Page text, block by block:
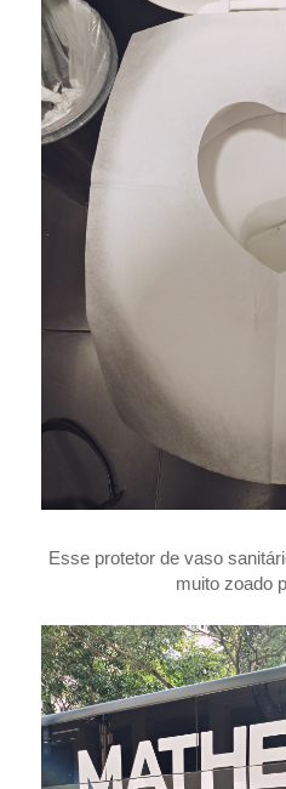
Esse protetor de vaso
muito zoado